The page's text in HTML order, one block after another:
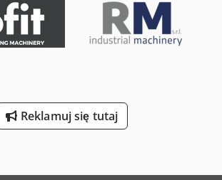
Reklamuj się tutaj